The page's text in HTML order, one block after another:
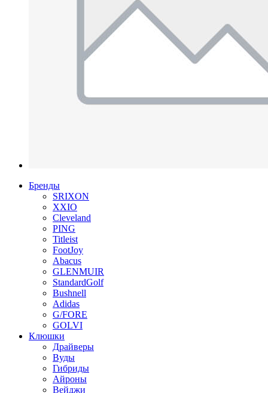
Бренды
SRIXON
XXIO
Cleveland
PING
Titleist
FootJoy
Abacus
GLENMUIR
StandardGolf
Bushnell
Adidas
G/FORE
GOLVI
Клюшки
Драйверы
Вуды
Гибриды
Айроны
Вейджи